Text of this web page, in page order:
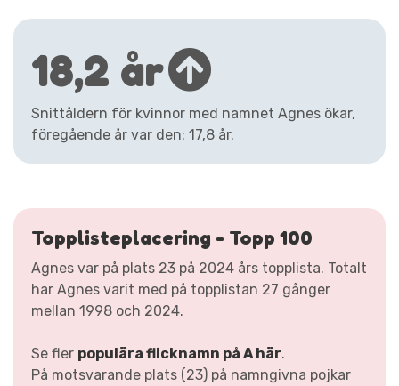
18,2 år
Snittåldern för kvinnor med namnet Agnes ökar,
föregående år var den: 17,8 år.
Topplisteplacering - Topp 100
Agnes var på plats 23 på 2024 års topplista. Totalt
har Agnes varit med på topplistan 27 gånger
mellan 1998 och 2024.
Se fler populära flicknamn på A här.
På motsvarande plats (23) på namngivna pojkar